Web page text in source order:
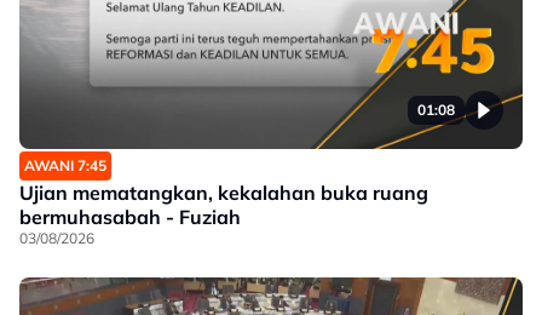
01:08
AWANI 7:45
Ujian mematangkan, kekalahan buka ruang
bermuhasabah - Fuziah
03/08/2026